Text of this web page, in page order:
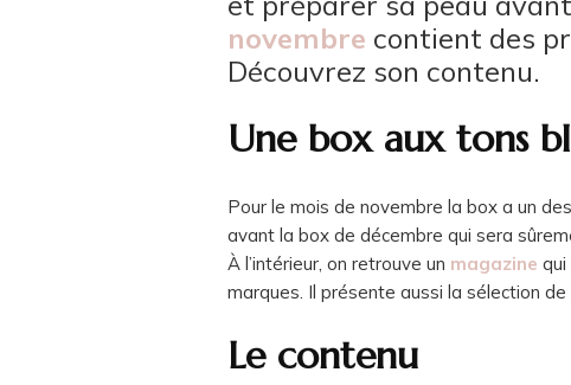
novembre contient des
Découvrez son contenu.
Une box aux tons
Pour le mois de novembre la box a un
avant la box de décembre qui sera
À l’intérieur, on retrouve un magazine
marques. Il présente aussi la sélection de
Le contenu